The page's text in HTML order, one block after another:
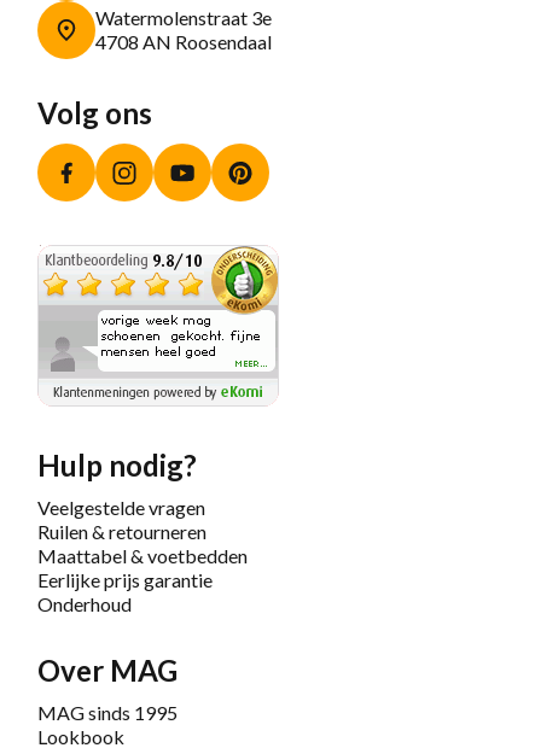
Watermolenstraat 3e
4708 AN Roosendaal
Volg ons
FacebookInstagramYouTube
Hulp nodig?
Veelgestelde vragen
Ruilen & retourneren
Maattabel & voetbedden
Eerlijke prijs garantie
Onderhoud
Over MAG
MAG sinds 1995
Lookbook